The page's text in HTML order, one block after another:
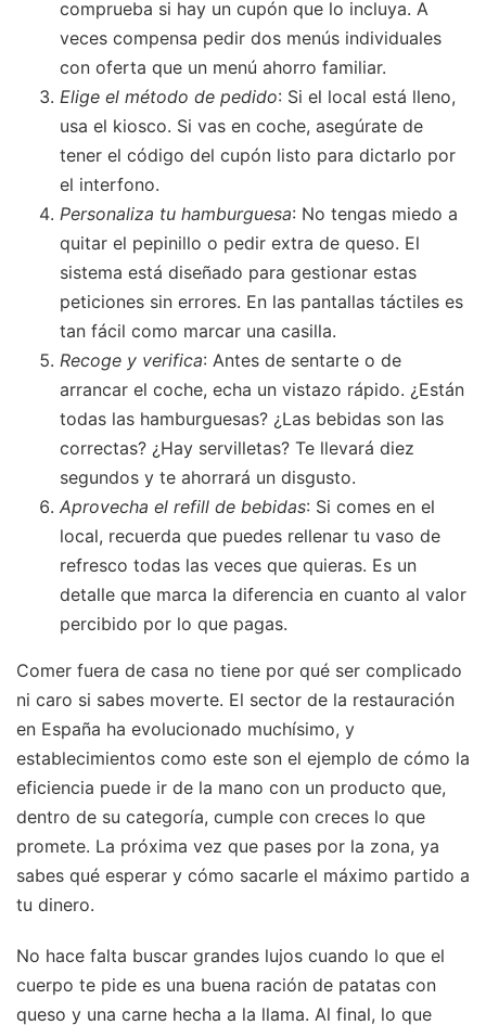
comprueba si hay un cupón que lo incluya. A
veces compensa pedir dos menús individuales
con oferta que un menú ahorro familiar.
Elige el método de pedido: Si el local está lleno,
usa el kiosco. Si vas en coche, asegúrate de
tener el código del cupón listo para dictarlo por
el interfono.
Personaliza tu hamburguesa: No tengas miedo a
quitar el pepinillo o pedir extra de queso. El
sistema está diseñado para gestionar estas
peticiones sin errores. En las pantallas táctiles es
tan fácil como marcar una casilla.
Recoge y verifica: Antes de sentarte o de
arrancar el coche, echa un vistazo rápido. ¿Están
todas las hamburguesas? ¿Las bebidas son las
correctas? ¿Hay servilletas? Te llevará diez
segundos y te ahorrará un disgusto.
Aprovecha el refill de bebidas: Si comes en el
local, recuerda que puedes rellenar tu vaso de
refresco todas las veces que quieras. Es un
detalle que marca la diferencia en cuanto al valor
percibido por lo que pagas.
Comer fuera de casa no tiene por qué ser complicado
ni caro si sabes moverte. El sector de la restauración
en España ha evolucionado muchísimo, y
establecimientos como este son el ejemplo de cómo la
eficiencia puede ir de la mano con un producto que,
dentro de su categoría, cumple con creces lo que
promete. La próxima vez que pases por la zona, ya
sabes qué esperar y cómo sacarle el máximo partido a
tu dinero.
No hace falta buscar grandes lujos cuando lo que el
cuerpo te pide es una buena ración de patatas con
queso y una carne hecha a la llama. Al final, lo que